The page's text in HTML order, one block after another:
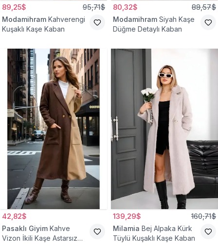
89,25$ 95,71$
Modamihram Kahverengi
Kuşaklı Kaşe Kaban
80,32$ 88,57$
Modamihram Siyah Kaşe
Düğme Detaylı Kaban
42,82$
Pasaklı Giyim Kahve
Vizon İkili Kaşe Astarsız
139,29$ 160,71$
Milamia Bej Alpaka Kürk
Tüylü Kuşaklı Kaşe Kaban